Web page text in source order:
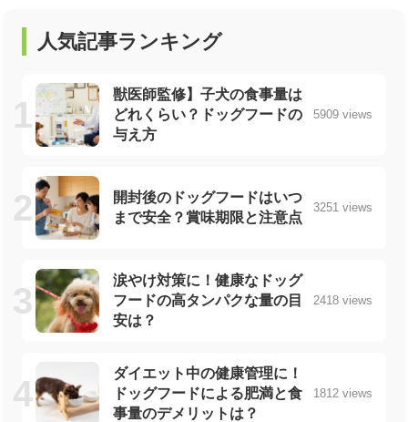
人気記事ランキング
獣医師監修】子犬の食事量は
どれくらい？ドッグフードの
与え方
5909 views
開封後のドッグフードはいつ
まで安全？賞味期限と注意点
3251 views
涙やけ対策に！健康なドッグ
フードの高タンパクな量の目
安は？
2418 views
ダイエット中の健康管理に！
ドッグフードによる肥満と食
事量のデメリットは？
1812 views